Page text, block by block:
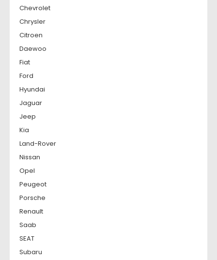
Chevrolet
Chrysler
Citroen
Daewoo
Fiat
Ford
Hyundai
Jaguar
Jeep
Kia
Land-Rover
Nissan
Opel
Peugeot
Porsche
Renault
Saab
SEAT
Subaru